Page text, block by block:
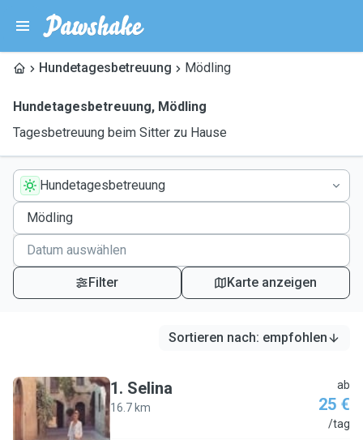
Hundetagesbetreuung Mödling
Hundetagesbetreuung, Mödling
Tagesbetreuung beim Sitter zu Hause
Hundetagesbetreuung
Filter Karte anzeigen
Sortieren nach: empfohlen
S
1. Selina
16.7 km
ab
25 €
/tag